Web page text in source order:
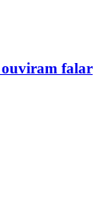
ouviram falar